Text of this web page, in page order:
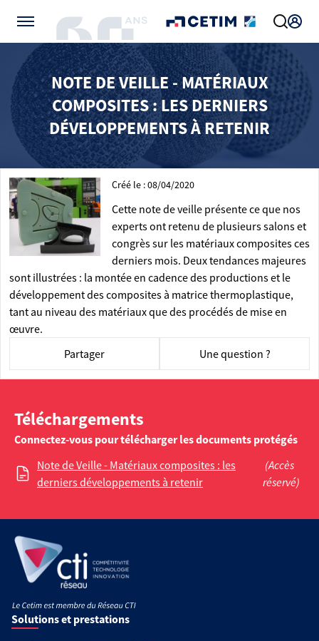
NOTE DE VEILLE - MATÉRIAUX
COMPOSITES : LES DERNIERS
DÉVELOPPEMENTS À RETENIR
Créé le : 08/04/2020
Cette note de veille présente ce que nos
experts ont retenu de plusieurs salons et
congrès sur les matériaux composites ces
derniers mois. Deux tendances majeures
sont illustrées : la montée en cadence des productions et le
développement des composites à matrice thermoplastique,
tant au niveau des matériaux que des procédés de mise en
œuvre.
Partager
Une question ?
Téléchargements
Connectez-vous pour télécharger les documents protégés
Note de Veille - Matériaux composites : les
derniers développements à retenir
(Accès
réservé)
Solutions et prestations